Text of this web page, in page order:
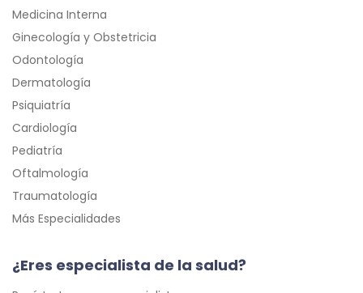
Medicina Interna
Ginecología y Obstetricia
Odontología
Dermatología
Psiquiatría
Cardiología
Pediatría
Oftalmología
Traumatología
Más Especialidades
¿Eres especialista de la salud?